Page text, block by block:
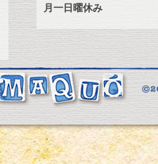
月一日曜休み